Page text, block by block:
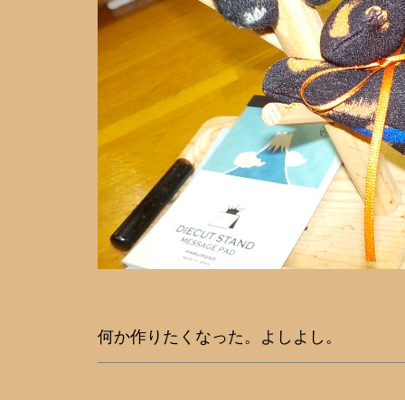
何か作りたくなった。よしよし。